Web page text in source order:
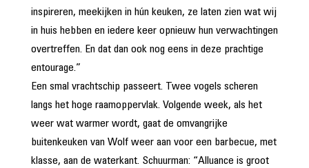
inspireren, meekijken in hún keuken, ze laten zien wat wij
in huis hebben en iedere keer opnieuw hun verwachtingen
overtreffen. En dat dan ook nog eens in deze prachtige
entourage.”
Een smal vrachtschip passeert. Twee vogels scheren
langs het hoge raamoppervlak. Volgende week, als het
weer wat warmer wordt, gaat de omvangrijke
buitenkeuken van Wolf weer aan voor een barbecue, met
klasse, aan de waterkant. Schuurman: “Alluance is groot